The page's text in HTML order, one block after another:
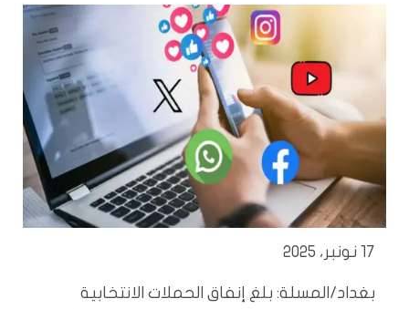
17 نونبر، 2025
بغداد/المسلة: بلغ إنفاق الحملات الانتخابية